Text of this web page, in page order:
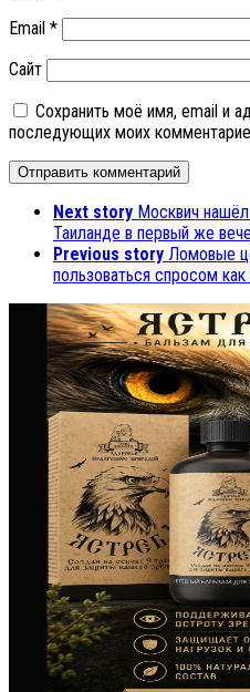
Email *
Сайт
Сохранить моё имя, email и
последующих моих
Next story Москвич
Таиланде в первый же
Previous story Ломовые
пользоваться спросом как